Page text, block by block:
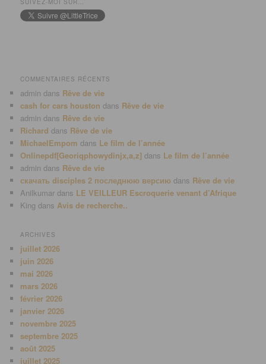
SUIVEZ-MOI SUR…
COMMENTAIRES RÉCENTS
admin dans Rêve de vie
cash for cars houston dans Rêve de vie
admin dans Rêve de vie
Richard dans Rêve de vie
MichaelEmpom dans Le film de l’année
Onlinepdf[Georiqphowydinjx,a,z] dans Le film de l’année
admin dans Rêve de vie
скачать disciples 2 последнюю версию dans Rêve de vie
Anilkumar dans LE VEILLEUR Escroquerie venant d’Afrique
King dans Avis de recherche..
ARCHIVES
juillet 2026
juin 2026
mai 2026
mars 2026
février 2026
janvier 2026
novembre 2025
septembre 2025
août 2025
juillet 2025